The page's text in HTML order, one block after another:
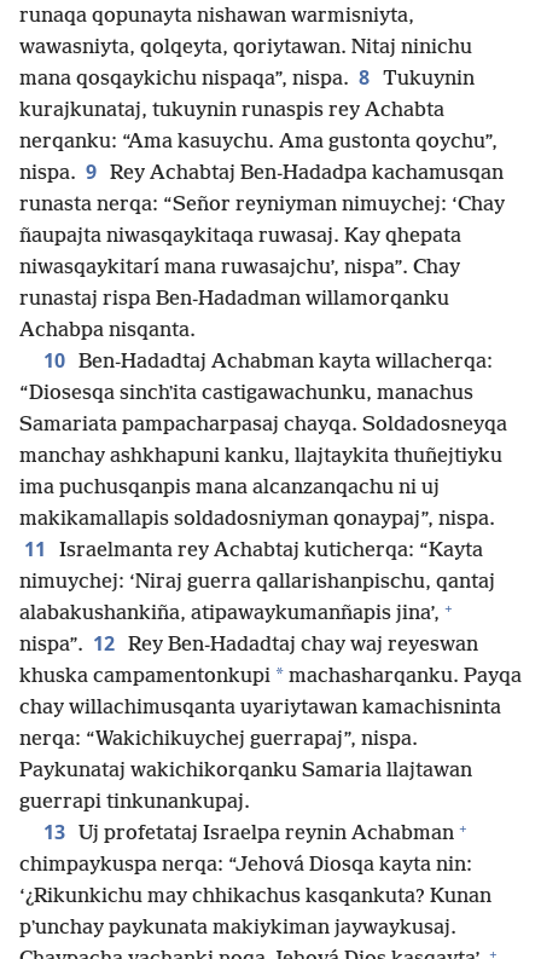
runaqa qopunayta nishawan warmisniyta,
wawasniyta, qolqeyta, qoriytawan. Nitaj ninichu
mana qosqaykichu nispaqa”, nispa. 8 Tukuynin
kurajkunataj, tukuynin runaspis rey Achabta
nerqanku: “Ama kasuychu. Ama gustonta qoychu”,
nispa. 9 Rey Achabtaj Ben-Hadadpa kachamusqan
runasta nerqa: “Señor reyniyman nimuychej: ‘Chay
ñaupajta niwasqaykitaqa ruwasaj. Kay qhepata
niwasqaykitarí mana ruwasajchu’, nispa”. Chay
runastaj rispa Ben-Hadadman willamorqanku
Achabpa nisqanta.
10 Ben-Hadadtaj Achabman kayta willacherqa:
“Diosesqa sinchʼita castigawachunku, manachus
Samariata pampacharpasaj chayqa. Soldadosneyqa
manchay ashkhapuni kanku, llajtaykita thuñejtiyku
ima puchusqanpis mana alcanzanqachu ni uj
makikamallapis soldadosniyman qonaypaj”, nispa.
11
Israelmanta rey Achabtaj kuticherqa: “Kayta
nimuychej: ‘Niraj guerra qallarishanpischu, qantaj
alabakushankiña, atipawaykumanñapis jina’, +
nispa”. 12 Rey Ben-Hadadtaj chay waj reyeswan
khuska campamentonkupi * machasharqanku. Payqa
chay willachimusqanta uyariytawan kamachisninta
nerqa: “Wakichikuychej guerrapaj”, nispa.
Paykunataj wakichikorqanku Samaria llajtawan
guerrapi tinkunankupaj.
13 Uj profetataj Israelpa reynin Achabman +
chimpaykuspa nerqa: “Jehová Diosqa kayta nin:
‘¿Rikunkichu may chhikachus kasqankuta? Kunan
pʼunchay paykunata makiykiman jaywaykusaj.
+